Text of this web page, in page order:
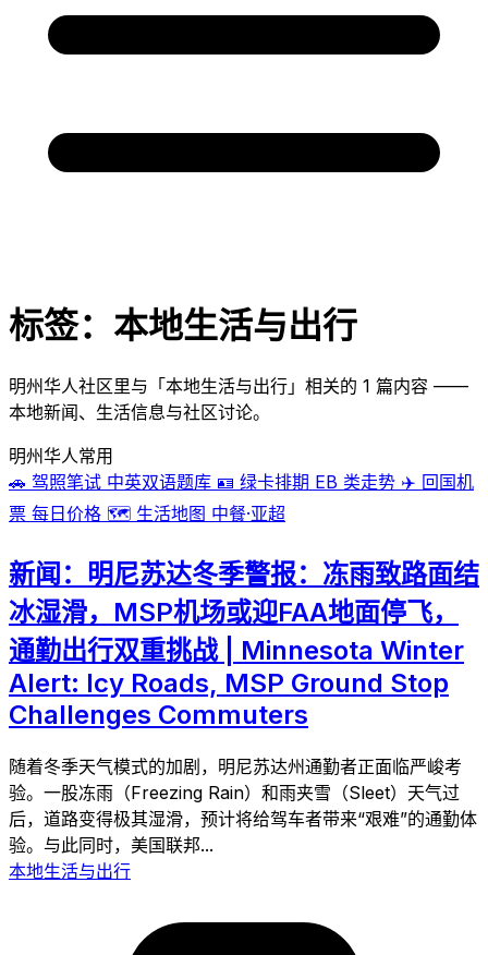
标签：本地生活与出行
明州华人社区里与「本地生活与出行」相关的 1 篇内容 ——
本地新闻、生活信息与社区讨论。
明州华人常用
🚗 驾照笔试 中英双语题库 🪪 绿卡排期 EB 类走势 ✈️ 回国机
票 每日价格 🗺️ 生活地图 中餐·亚超
新闻：明尼苏达冬季警报：冻雨致路面结
冰湿滑，MSP机场或迎FAA地面停飞，
通勤出行双重挑战 | Minnesota Winter
Alert: Icy Roads, MSP Ground Stop
Challenges Commuters
随着冬季天气模式的加剧，明尼苏达州通勤者正面临严峻考
验。一股冻雨（Freezing Rain）和雨夹雪（Sleet）天气过
后，道路变得极其湿滑，预计将给驾车者带来“艰难”的通勤体
验。与此同时，美国联邦...
本地生活与出行